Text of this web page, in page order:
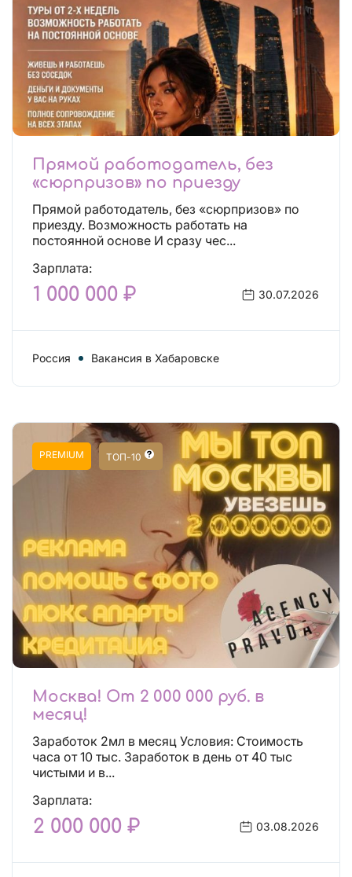
Прямой работодатель, без
«сюрпризов» по приезду
Прямой работодатель, без «сюрпризов» по
приезду. Возможность работать на
постоянной основе И сразу чес...
Зарплата:
1 000 000 ₽ 30.07.2026
Россия Вакансия в Хабаровске
PREMIUM ТОП-10
Москва! От 2 000 000 руб. в
месяц!
Заработок 2мл в месяц Условия: Стоимость
часа от 10 тыс. Заработок в день от 40 тыс
чистыми и в...
Зарплата:
2 000 000 ₽ 03.08.2026